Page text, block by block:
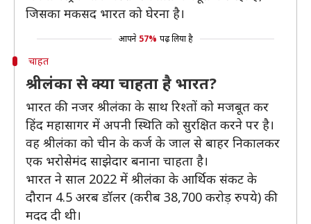
जिसका मकसद भारत को घेरना है।
आपने 57% पढ़ लिया है
चाहत
श्रीलंका से क्या चाहता है भारत?
भारत की नजर श्रीलंका के साथ रिश्तों को मजबूत कर
हिंद महासागर में अपनी स्थिति को सुरक्षित करने पर है।
वह श्रीलंका को चीन के कर्ज के जाल से बाहर निकालकर
एक भरोसेमंद साझेदार बनाना चाहता है।
भारत ने साल 2022 में श्रीलंका के आर्थिक संकट के
दौरान 4.5 अरब डॉलर (करीब 38,700 करोड़ रुपये) की
मदद दी थी।